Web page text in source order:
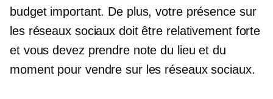
budget important. De plus, votre présence sur
les réseaux sociaux doit être relativement forte
et vous devez prendre note du lieu et du
moment pour vendre sur les réseaux sociaux.